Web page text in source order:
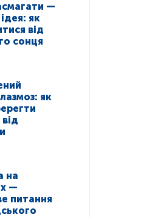
—
як
від
сонця
як
на
—
питання